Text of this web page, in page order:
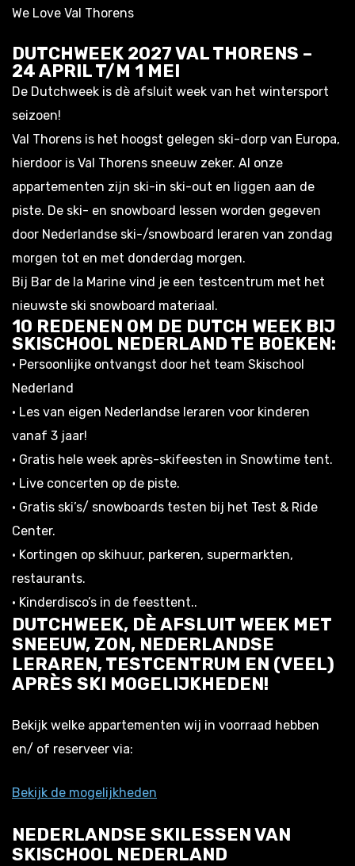
We Love Val Thorens
DUTCHWEEK 2027 VAL THORENS –
24 APRIL T/M 1 MEI
De Dutchweek is dè afsluit week van het wintersport
seizoen!
Val Thorens is het hoogst gelegen ski-dorp van Europa,
hierdoor is Val Thorens sneeuw zeker. Al onze
appartementen zijn ski-in ski-out en liggen aan de
piste. De ski- en snowboard lessen worden gegeven
door Nederlandse ski-/snowboard leraren van zondag
morgen tot en met donderdag morgen.
Bij Bar de la Marine vind je een testcentrum met het
nieuwste ski snowboard materiaal.
10 REDENEN OM DE DUTCH WEEK BIJ
SKISCHOOL NEDERLAND TE BOEKEN:
• Persoonlijke ontvangst door het team Skischool
Nederland
• Les van eigen Nederlandse leraren voor kinderen
vanaf 3 jaar!
• Gratis hele week après-skifeesten in Snowtime tent.
• Live concerten op de piste.
• Gratis ski’s/ snowboards testen bij het Test & Ride
Center.
• Kortingen op skihuur, parkeren, supermarkten,
restaurants.
• Kinderdisco’s in de feesttent..
DUTCHWEEK, DÈ AFSLUIT WEEK MET
SNEEUW, ZON, NEDERLANDSE
LERAREN, TESTCENTRUM EN (VEEL)
APRÈS SKI MOGELIJKHEDEN!
Bekijk welke appartementen wij in voorraad hebben
en/ of reserveer via:
Bekijk de mogelijkheden
NEDERLANDSE SKILESSEN VAN
SKISCHOOL NEDERLAND